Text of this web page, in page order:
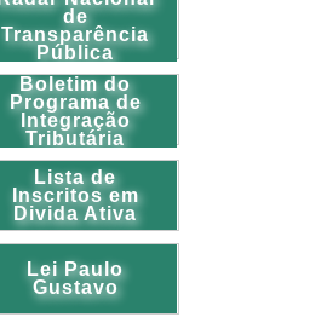
de
Transparência
Pública
Boletim do
Programa de
Integração
Tributária
Lista de
Inscritos em
Divida Ativa
Lei Paulo
Gustavo